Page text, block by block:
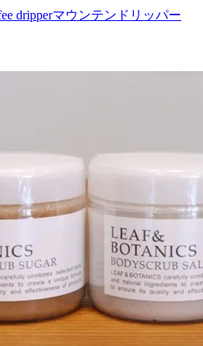
dripperマウンテンドリッパー